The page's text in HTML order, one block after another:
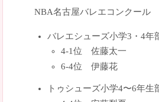
NBA名古屋バレエコンクール
バレエシューズ小学3・4年
4-1位 佐藤太一
6-4位 伊藤花
トゥシューズ小学4〜6年生